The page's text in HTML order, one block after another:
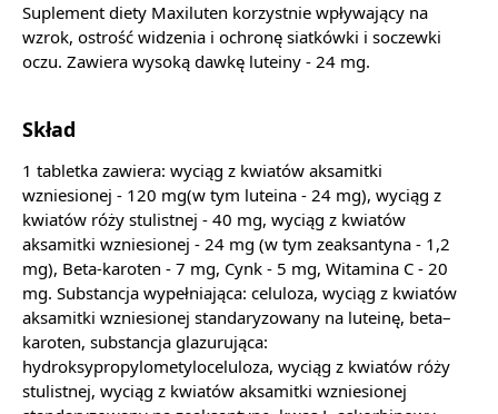
Suplement diety Maxiluten korzystnie wpływający na
wzrok, ostrość widzenia i ochronę siatkówki i soczewki
oczu. Zawiera wysoką dawkę luteiny - 24 mg.
Skład
1 tabletka zawiera: wyciąg z kwiatów aksamitki
wzniesionej - 120 mg(w tym luteina - 24 mg), wyciąg z
kwiatów róży stulistnej - 40 mg, wyciąg z kwiatów
aksamitki wzniesionej - 24 mg (w tym zeaksantyna - 1,2
mg), Beta-karoten - 7 mg, Cynk - 5 mg, Witamina C - 20
mg. Substancja wypełniająca: celuloza, wyciąg z kwiatów
aksamitki wzniesionej standaryzowany na luteinę, beta–
karoten, substancja glazurująca:
hydroksypropylometyloceluloza, wyciąg z kwiatów róży
stulistnej, wyciąg z kwiatów aksamitki wzniesionej